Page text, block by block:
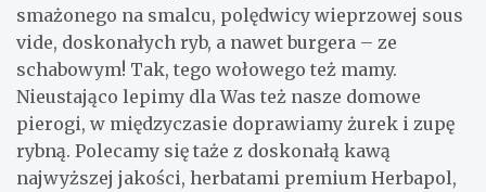
smażonego na smalcu, polędwicy wieprzowej sous
vide, doskonałych ryb, a nawet burgera – ze
schabowym! Tak, tego wołowego też mamy.
Nieustająco lepimy dla Was też nasze domowe
pierogi, w międzyczasie doprawiamy żurek i zupę
rybną. Polecamy się taże z doskonałą kawą
najwyższej jakości, herbatami premium Herbapol,